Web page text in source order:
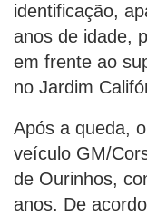
identificação,
anos de idade,
em frente ao
no Jardim
Após a queda,
veículo GM/
de Ourinhos,
anos. De